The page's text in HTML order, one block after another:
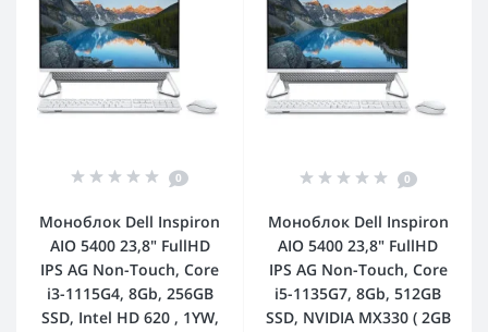
0
Моноблок Dell Inspiron
AIO 5400 23,8" FullHD
IPS AG Non-Touch, Core
i3-1115G4, 8Gb, 256GB
SSD, Intel HD 620 , 1YW,
0
Моноблок Dell Inspiron
AIO 5400 23,8" FullHD
IPS AG Non-Touch, Core
i5-1135G7, 8Gb, 512GB
SSD, NVIDIA MX330 ( 2GB